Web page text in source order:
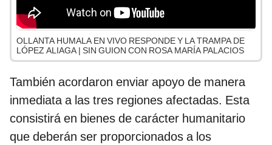
OLLANTA HUMALA EN VIVO RESPONDE Y LA TRAMPA DE
LÓPEZ ALIAGA | SIN GUION CON ROSA MARÍA PALACIOS
También acordaron enviar apoyo de manera
inmediata a las tres regiones afectadas. Esta
consistirá en bienes de carácter humanitario
que deberán ser proporcionados a los